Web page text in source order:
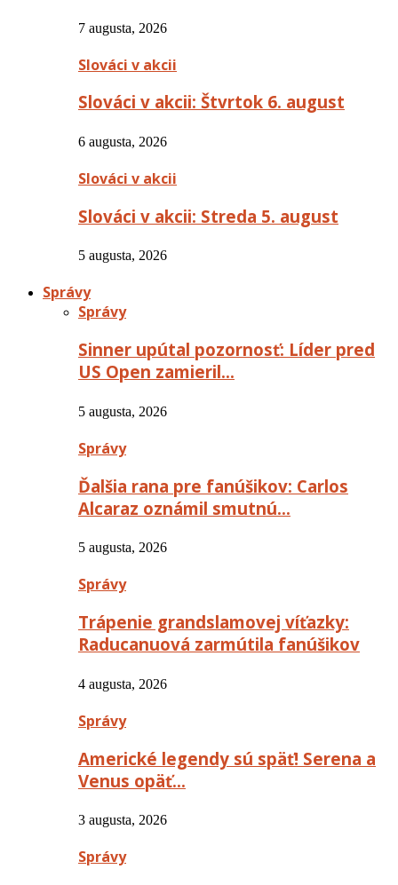
7 augusta, 2026
Slováci v akcii
Slováci v akcii: Štvrtok 6. august
6 augusta, 2026
Slováci v akcii
Slováci v akcii: Streda 5. august
5 augusta, 2026
Správy
Správy
Sinner upútal pozornosť: Líder pred
US Open zamieril…
5 augusta, 2026
Správy
Ďalšia rana pre fanúšikov: Carlos
Alcaraz oznámil smutnú…
5 augusta, 2026
Správy
Trápenie grandslamovej víťazky:
Raducanuová zarmútila fanúšikov
4 augusta, 2026
Správy
Americké legendy sú späť! Serena a
Venus opäť…
3 augusta, 2026
Správy